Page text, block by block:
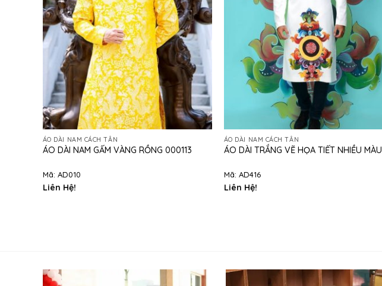
ÁO DÀI NAM CÁCH TÂN
ÁO DÀI NAM GẤM VÀNG RỒNG 000113
Mã: AD010
Liên Hệ!
ÁO DÀI NAM CÁCH TÂN
ÁO DÀI TRẮNG VẼ HỌA TIẾT NHIỀU MÀU
Mã: AD416
Liên Hệ!